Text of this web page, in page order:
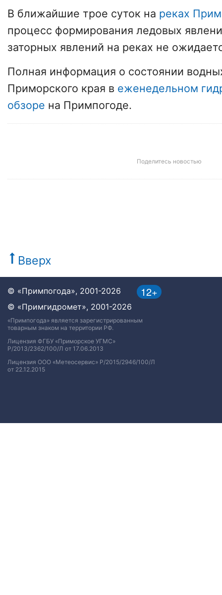
В ближайшие трое суток на реках
процесс формирования ледовых
заторных явлений на реках не
Полная информация о состоянии
Приморского края в еженедельном
обзоре на Примпогоде.
Поделитесь новостью
Вверх
12+
© «Примпогода», 2001-2026
© «Примгидромет», 2001-2026
«Примпогода» является зарегистрированным
товарным знаком на территории РФ.
Лицензия ФГБУ «Приморское УГМС»
Р/2013/2362/100/Л от 17.06.2013
Лицензия ООО «Метеосервис» Р/2015/2946/100/Л
от 22.12.2015